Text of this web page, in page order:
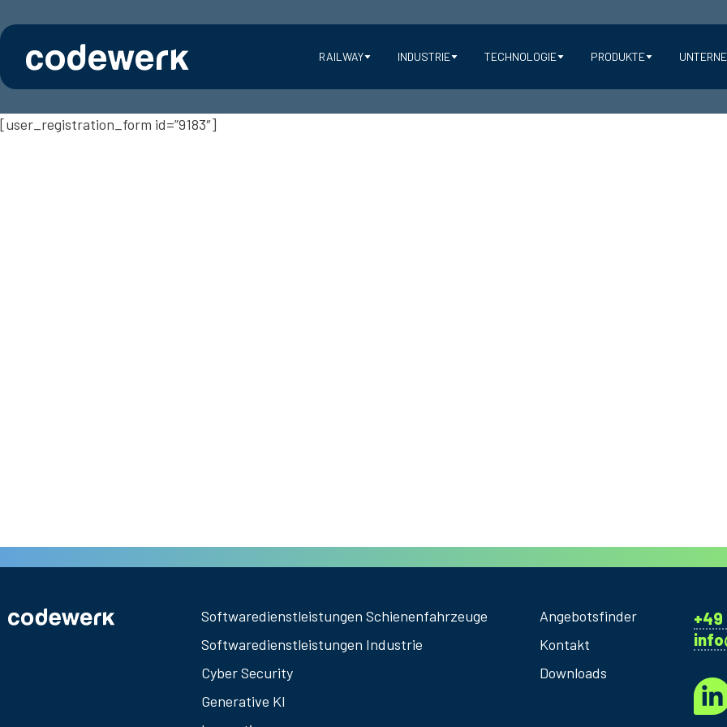
RAILWAY INDUSTRIE TECHNOLOGIE PRODUKTE
[user_registration_form id=”9183″]
Softwaredienstleistungen Schienenfahrzeuge
Softwaredienstleistungen Industrie
Cyber Security
Generative KI
Angebotsfinder
Kontakt
Downloads
+49